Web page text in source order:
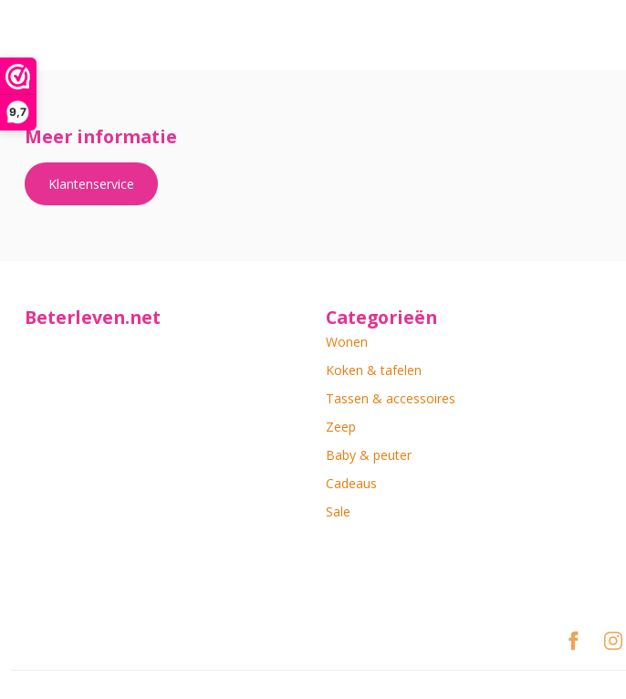
9,7
Meer informatie
Klantenservice
Beterleven.net Categorieën
Wonen
Koken & tafelen
Tassen & accessoires
Zeep
Baby & peuter
Cadeaus
Sale